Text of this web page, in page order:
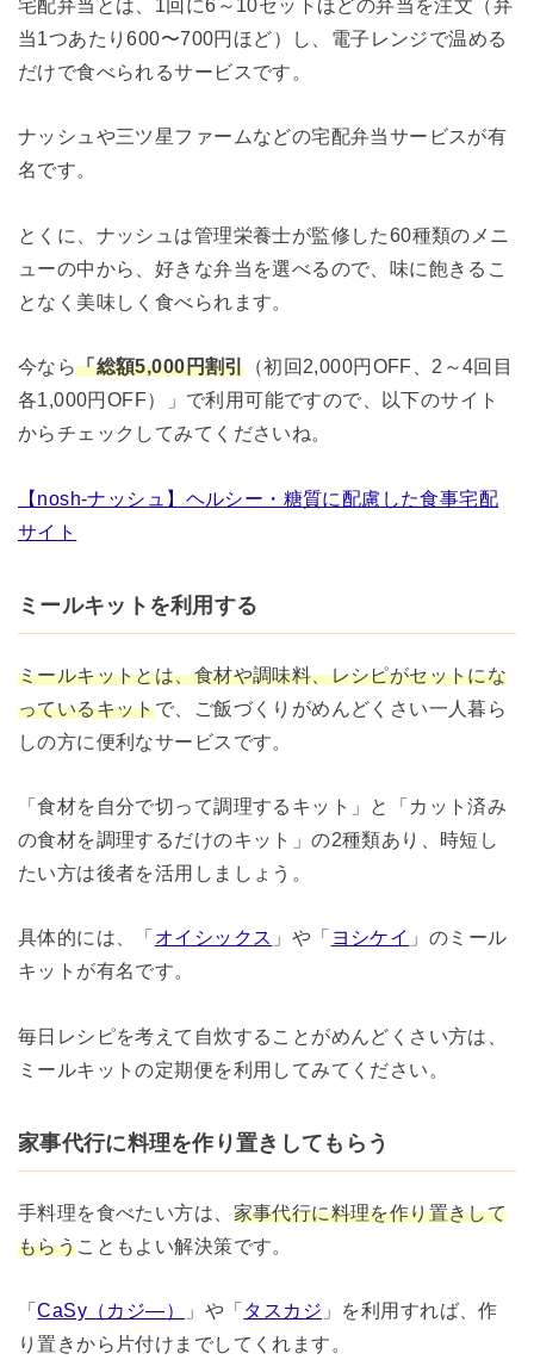
宅配弁当とは、1回に6～10セットほどの弁当を注文（弁
当1つあたり600〜700円ほど）し、電子レンジで温める
だけで食べられるサービスです。
ナッシュや三ツ星ファームなどの宅配弁当サービスが有
名です。
とくに、ナッシュは管理栄養士が監修した60種類のメニ
ューの中から、好きな弁当を選べるので、味に飽きるこ
となく美味しく食べられます。
今なら「総額5,000円割引（初回2,000円OFF、2～4回目
各1,000円OFF）」で利用可能ですので、以下のサイト
からチェックしてみてくださいね。
【nosh-ナッシュ】ヘルシー・糖質に配慮した食事宅配
サイト
ミールキットを利用する
ミールキットとは、食材や調味料、レシピがセットにな
っているキットで、ご飯づくりがめんどくさい一人暮ら
しの方に便利なサービスです。
「食材を自分で切って調理するキット」と「カット済み
の食材を調理するだけのキット」の2種類あり、時短し
たい方は後者を活用しましょう。
具体的には、「オイシックス 」や「 ヨシケイ 」のミール
キットが有名です。
毎日レシピを考えて自炊することがめんどくさい方は、
ミールキットの定期便を利用してみてください。
家事代行に料理を作り置きしてもらう
手料理を食べたい方は、 家事代行に料理を作り置きして
もらうこともよい解決策です。
「CaSy（カジ―） 」や「タスカジ 」を利用すれば、作
り置きから片付けまでしてくれます。